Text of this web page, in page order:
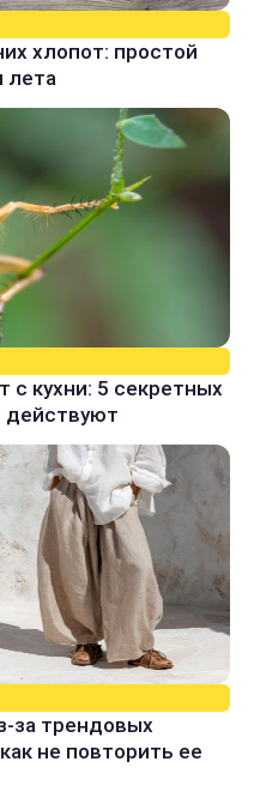
хлопот: простой
лета
кухни: 5 секретных
действуют
за трендовых
не повторить ее